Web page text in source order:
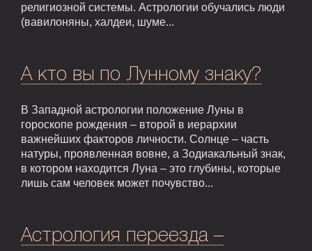
религиозной системы. Астрологии обучались люди
(вавилоняны, халдеи, шуме...
А кто вы по Лунному знаку?
В Западной астрологии положение Луны в
гороскопе рождения – второй в иерархии
важнейших факторов личности. Солнце – часть
натуры, проявленная вовне, а Зодиакальный знак,
в котором находится Луна – это глубины, которые
лишь сам человек может почувство...
Астрология переезда –